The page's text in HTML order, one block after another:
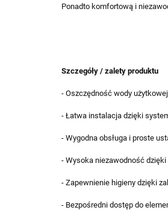
Ponadto komfortową i
Szczegóły / zalety produktu
- Oszczędność wody użytkowej
- Łatwa instalacja dzięki
- Wygodna obsługa i proste
- Wysoka niezawodność
- Zapewnienie higieny dzięki
- Bezpośredni dostęp do